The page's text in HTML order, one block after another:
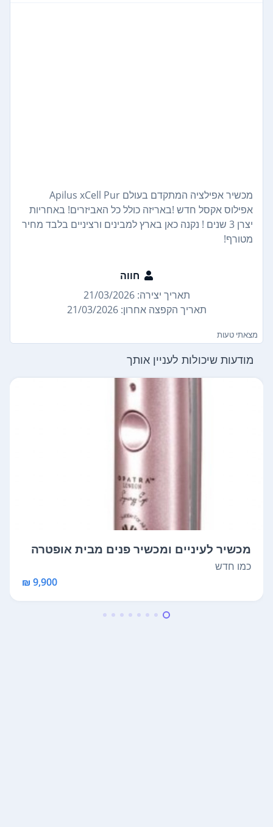
מכשיר אפילציה המתקדם בעולם Apilus xCell Pur
אפילוס אקסל חדש !באריזה כולל כל האביזרים! באחריות
יצרן 3 שנים ! נקנה כאן בארץ למבינים ורציניים בלבד מחיר
מטורף!
חווה
תאריך יצירה: 21/03/2026
תאריך הקפצה אחרון: 21/03/2026
מצאתי טעות
מודעות שיכולות לעניין אותך
מכשיר לעיניים ומכשיר פנים מבית אופטרה
s...
כמו חדש
9,900 ₪